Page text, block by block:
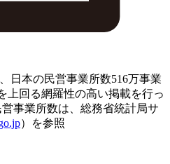
日本の民営事業所数516万事業
上回る網羅性の高い掲載を行っ
事業所数は、総務省統計局サ
）を参照